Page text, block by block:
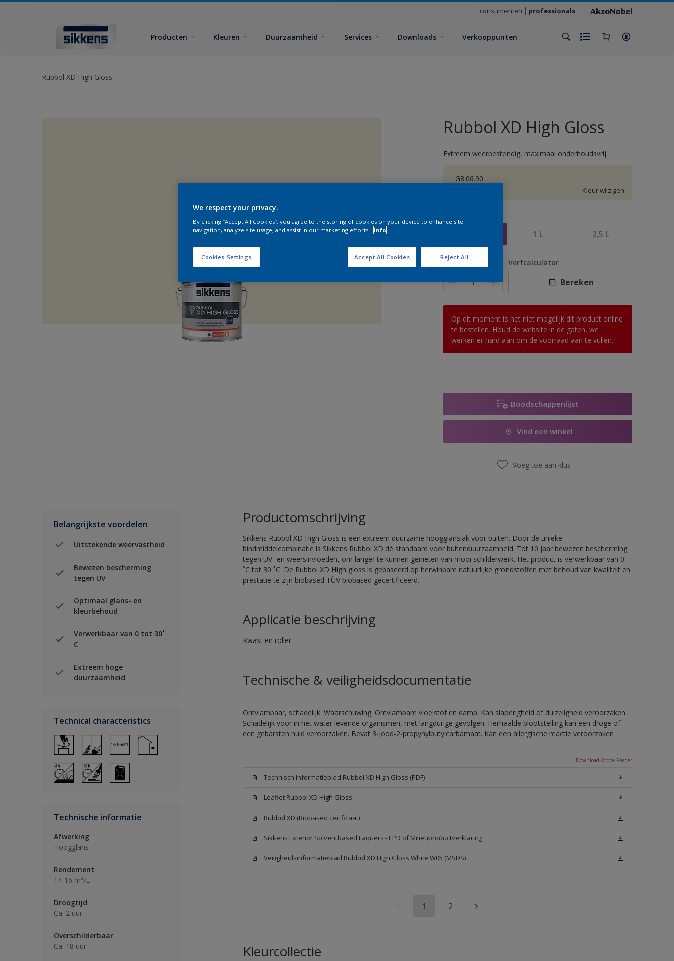
consumenten professionals
Producten Kleuren Duurzaamheid Services Downloads Verkooppunten
Rubbol XD High Gloss
Rubbol XD High Gloss
Extreem weerbestendig, maximaal onderhoudsvrij
G8.06.90
Kleur wijzigen
Grootte
1 L 2,5 L
Aantal Verfcalculator
Bereken
Op dit moment is het niet mogelijk dit product online
te bestellen. Houd de website in de gaten, we
werken er hard aan om de voorraad aan te vullen.
Boodschappenlijst
Vind een winkel
Voeg toe aan klus
Belangrijkste voordelen
Uitstekende weervastheid
Bewezen bescherming
tegen UV
Optimaal glans- en
kleurbehoud
Verwerkbaar van 0 tot 30˚
C
Extreem hoge
duurzaamheid
Technical characteristics
Technische informatie
Afwerking
Hoogglans
Rendement
14-16 m²/L
Droogtijd
Ca. 2 uur
Overschilderbaar
Ca. 18 uur
Productomschrijving
Sikkens Rubbol XD High Gloss is een extreem duurzame hoogglanslak voor buiten. Door de unieke
bindmiddelcombinatie is Sikkens Rubbol XD dé standaard voor buitenduurzaamheid. Tot 10 jaar bewezen bescherming
tegen UV- en weersinvloeden, om langer te kunnen genieten van mooi schilderwerk. Het product is verwerkbaar van 0
˚C tot 30 ˚C. De Rubbol XD High gloss is gebaseerd op herwinbare natuurlijke grondstoffen met behoud van kwaliteit en
prestatie te zijn biobased TÜV biobased gecertificeerd.
Applicatie beschrijving
Kwast en roller
Technische & veiligheidsdocumentatie
Ontvlambaar, schadelijk. Waarschuwing. Ontvlambare vloeistof en damp. Kan slaperigheid of duizeligheid veroorzaken.
Schadelijk voor in het water levende organismen, met langdurige gevolgen. Herhaalde blootstelling kan een droge of
een gebarsten huid veroorzaken. Bevat 3-jood-2-propynylbutylcarbamaat. Kan een allergische reactie veroorzaken
Download Adobe Reader
Technisch Informatieblad Rubbol XD High Gloss (PDF)
Leaflet Rubbol XD High Gloss
Rubbol XD (Biobased certficaat)
Sikkens Exterior Solventbased Laquers - EPD of Milieuproductverklaring
Veiligheidsinformatieblad Rubbol XD High Gloss White W05 (MSDS)
1 2
Kleurcollectie
We respect your privacy.
By clicking “Accept All Cookies”, you agree to the storing of cookies on your device to enhance site
navigation, analyze site usage, and assist in our marketing efforts.
Info
Cookies Settings Reject All
Accept All Cookies